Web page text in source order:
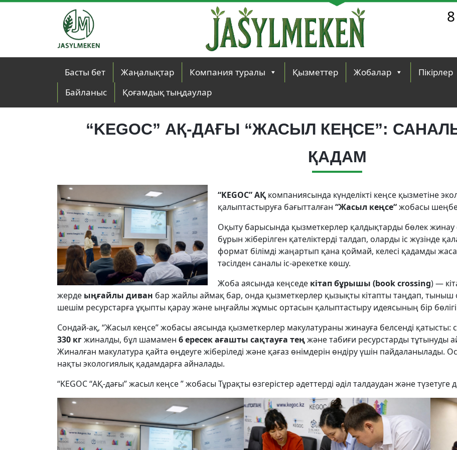
Skip to main content
Басты бет Жаңалықтар Компания туралы Қызметтер Жобалар
Пікірлер
Байланыс
Қоғамдық тыңдаулар
“KEGOC” АҚ-ДАҒЫ “ЖАСЫЛ КЕҢСЕ”:
ҚАДАМ
“KEGOC” АҚ компаниясында күнделікті кеңсе қызметіне
қалыптастыруға бағытталған “Жасыл кеңсе“жобасы
Оқыту барысында қызметкерлер қалдықтарды бөлек жинау
бұрын жіберілген қателіктерді талдап, оларды іс жүзінде
формат білімді жаңартып қана қоймай, келесі қадамды
тәсілден саналы іс-әрекетке көшу.
Жоба аясында кеңседе кітап бұрышы (book crossing) —
жерде ыңғайлы диван бар жайлы аймақ бар, онда қызметкерлер қызықты кітапты таңдап, тыныш
шешім ресурстарға ұқыпты қарау және ыңғайлы жұмыс ортасын қалыптастыру идеясының бір
Сондай-ақ, “Жасыл кеңсе” жобасы аясында қызметкерлер макулатураны жинауға белсенді
330 кгжиналды, бұл шамамен 6ересекағашты сақтауға теңжәне табиғи ресурстарды тұтынуды
Жиналған макулатура қайта өңдеуге жіберіледі және қағаз өнімдерін өндіру үшін
нақты экологиялық қадамдарға айналады.
“KEGOC “АҚ-дағы” жасыл кеңсе ” жобасы Тұрақты өзгерістер әдеттерді әділ талдаудан және